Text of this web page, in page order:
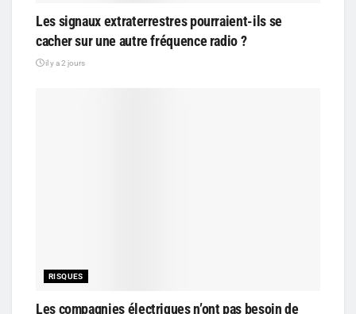
Les signaux extraterrestres pourraient-ils se
cacher sur une autre fréquence radio ?
il y a 2 jours
RISQUES
Les compagnies électriques n’ont pas besoin de